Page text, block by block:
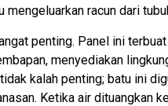
racun dari
penting. Panel ini
menyediakan
kalah penting; batu ini
Ketika air dituangkan